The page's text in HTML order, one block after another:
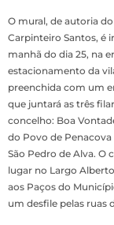
O mural, de autoria
Carpinteiro Santos, é
manhã do dia 25, na
estacionamento da
preenchida com um
que juntará as três
concelho: Boa
do Povo de Penacova
São Pedro de Alva. O
lugar no Largo
aos Paços do
um desfile pelas ruas